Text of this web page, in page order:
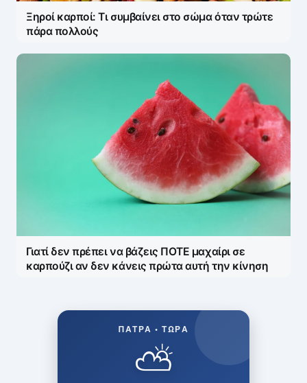
Ξηροί καρποί: Τι συμβαίνει στο σώμα όταν τρώτε
πάρα πολλούς
Γιατί δεν πρέπει να βάζεις ΠΟΤΕ μαχαίρι σε
καρπούζι αν δεν κάνεις πρώτα αυτή την κίνηση
ΠΆΤΡΑ • ΤΏΡΑ
⛅